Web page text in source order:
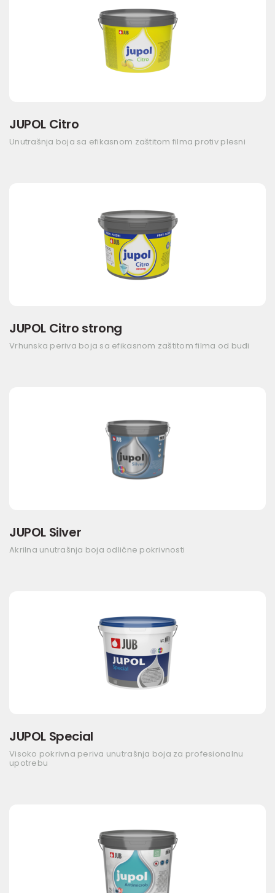
JUPOL Citro
Unutrašnja boja sa efikasnom zaštitom filma protiv plesni
JUPOL Citro strong
Vrhunska periva boja sa efikasnom zaštitom filma od buđi
JUPOL Silver
Akrilna unutrašnja boja odlične pokrivnosti
JUPOL Special
Visoko pokrivna periva unutrašnja boja za profesionalnu
upotrebu